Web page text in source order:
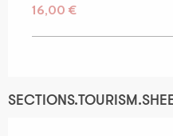
16,00 €